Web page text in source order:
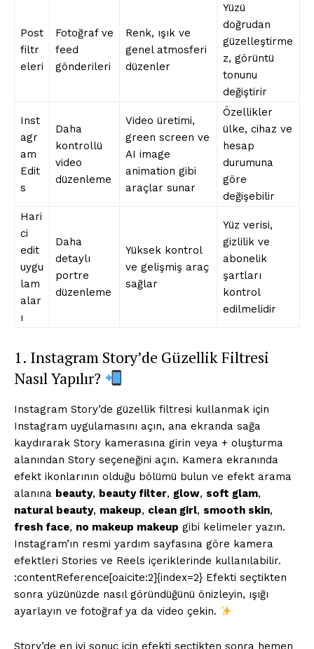
Post
filtr
eleri
Fotoğraf ve
feed
gönderileri
Renk, ışık ve
genel atmosferi
düzenler
Yüzü
doğrudan
güzelleştirme
z, görüntü
tonunu
değiştirir
Inst
agr
am
Edit
s
Daha
kontrollü
video
düzenleme
Video üretimi,
green screen ve
AI image
animation gibi
araçlar sunar
Özellikler
ülke, cihaz ve
hesap
durumuna
göre
değişebilir
Hari
ci
edit
uygu
lam
alar
ı
Daha
detaylı
portre
düzenleme
Yüksek kontrol
ve gelişmiş araç
sağlar
Yüz verisi,
gizlilik ve
abonelik
şartları
kontrol
edilmelidir
1. Instagram Story’de Güzellik Filtresi
Nasıl Yapılır?
Instagram Story’de güzellik filtresi kullanmak için
Instagram uygulamasını açın, ana ekranda sağa
kaydırarak Story kamerasına girin veya + oluşturma
alanından Story seçeneğini açın. Kamera ekranında
efekt ikonlarının olduğu bölümü bulun ve efekt arama
alanına beauty, beauty filter, glow, soft glam,
natural beauty, makeup, clean girl, smooth skin,
fresh face, no makeup makeup gibi kelimeler yazın.
Instagram’ın resmi yardım sayfasına göre kamera
efektleri Stories ve Reels içeriklerinde kullanılabilir.
:contentReference[oaicite:2]{index=2} Efekti seçtikten
sonra yüzünüzde nasıl göründüğünü önizleyin, ışığı
ayarlayın ve fotoğraf ya da video çekin.
Story’de en iyi sonuç için efekti seçtikten sonra hemen